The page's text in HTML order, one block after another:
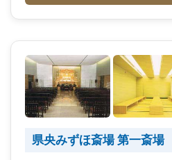
県央みずほ斎場 第一斎場